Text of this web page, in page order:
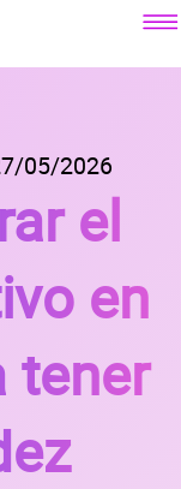
05/2026
el
en
tener